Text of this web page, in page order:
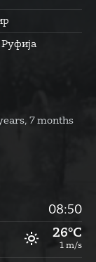
7 months
08:50
26°C
1 m/s